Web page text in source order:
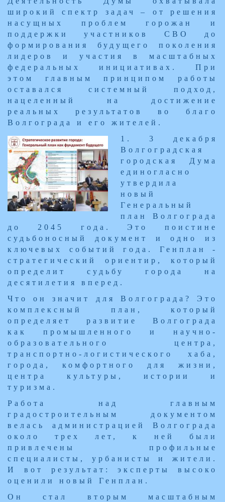
широкий спектр задач – от решения
насущных проблем горожан и
поддержки участников СВО до
формирования будущего поколения
лидеров и участия в масштабных
федеральных инициативах. При
этом главным принципом работы
оставался системный подход,
нацеленный на достижение
реальных результатов во благо
Волгограда и его жителей.
​1. 3 декабря
Волгоградская
городская Дума
единогласно
утвердила
новый
Генеральный
план Волгограда
до 2045 года. Это поистине
судьбоносный документ и одно из
ключевых событий года. Генплан -
стратегический ориентир, который
определит судьбу города на
десятилетия вперед.
Что он значит для Волгограда? Это
комплексный план, который
определяет развитие Волгограда
как промышленного и научно-
образовательного центра,
транспортно-логистического хаба,
города, комфортного для жизни,
центра культуры, истории и
туризма.
Работа над главным
градостроительным документом
велась администрацией Волгограда
около трех лет, к ней были
привлечены профильные
специалисты, урбанисты и жители.
И вот результат: эксперты высоко
оценили новый Генплан.
Он стал вторым масштабным